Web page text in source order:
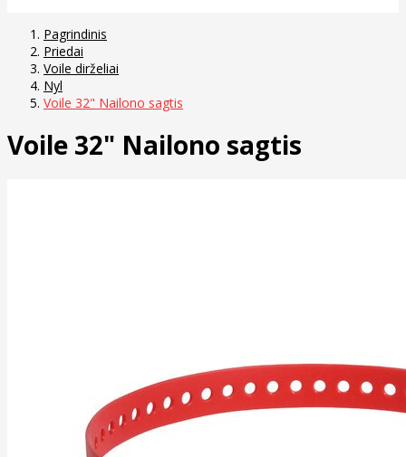
Pagrindinis
Priedai
Voile dirželiai
Nyl
Voile 32" Nailono sagtis
Voile 32" Nailono sagtis